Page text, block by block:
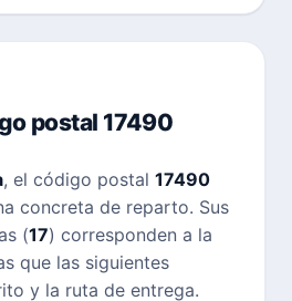
postal 17490
, el código postal 17490
concreta de reparto. Sus
(17) corresponden a la
que las siguientes
y la ruta de entrega.